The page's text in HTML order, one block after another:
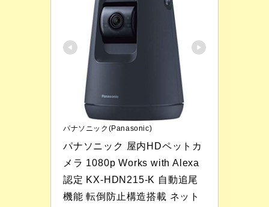
パナソニック(Panasonic)
パナソニック 屋内HDペットカ
メラ 1080p Works with Alexa
認定 KX-HDN215-K 自動追尾
機能 転倒防止構造搭載 ネット